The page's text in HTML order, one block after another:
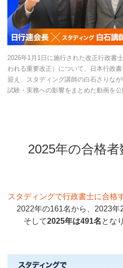
2026年1月1日に施行された改正行政書
われる重要改正）について、日本行政
迎え、スタディング講師の白石さりな
試験・実務への影響をまとめた動画を公
2025年の合格者
スタディングで行政書士に合格
2022年の161名から、2023年
そして2025年は491名 とな